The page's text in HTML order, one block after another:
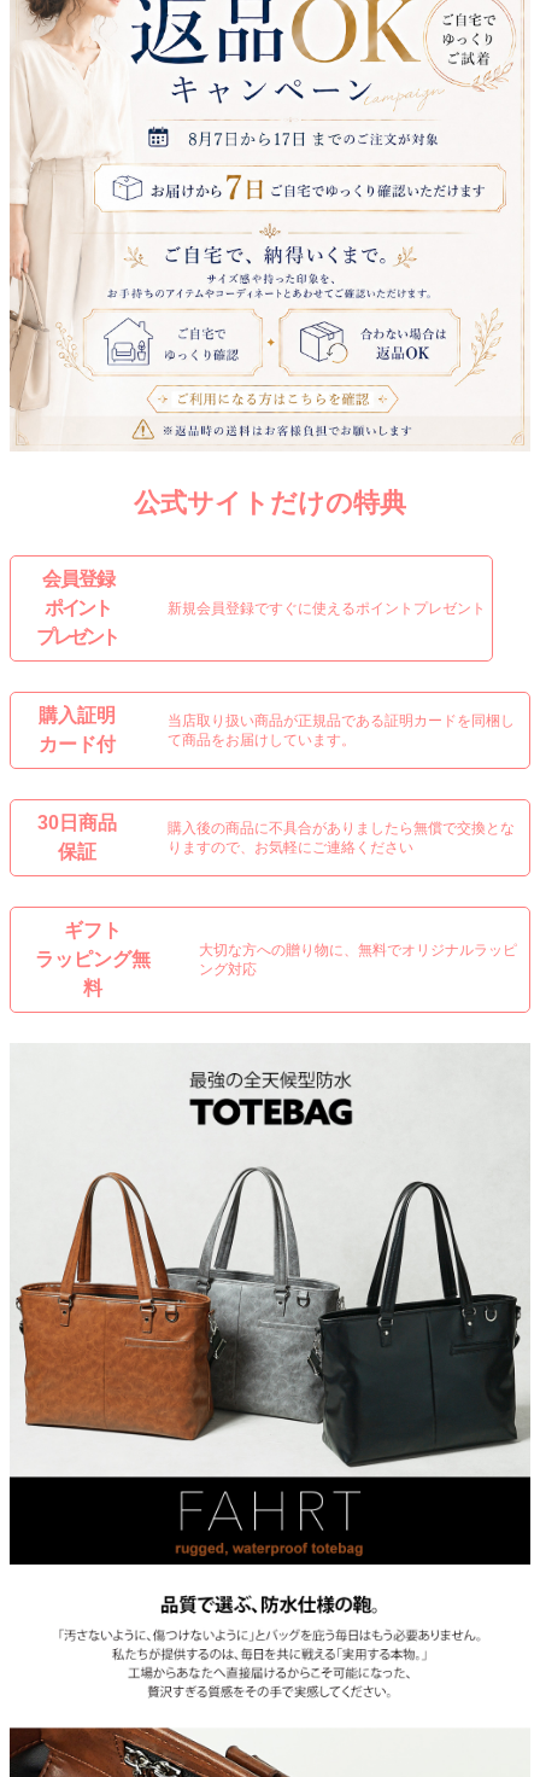
公式サイトだけの特典
会 員 登 録
ポイント
プレゼント
新規会員登録ですぐに使えるポイントプレゼント
購入証明
カード付
当店取り扱い商品が正規品である証明カードを同梱し
て商品をお届けしています。
30日商品
保証
購入後の商品に不具合がありましたら無償で交換とな
りますので、お気軽にご連絡ください
ギフト
ラッピング無
料
大切な方への贈り物に、無料でオリジナルラッピ
ング対応